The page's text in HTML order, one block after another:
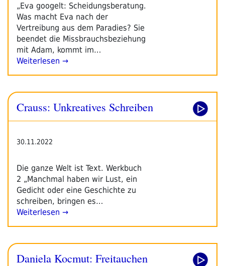
„Eva googelt: Scheidungsberatung.
Was macht Eva nach der
Vertreibung aus dem Paradies? Sie
beendet die Missbrauchsbeziehung
mit Adam, kommt im…
Weiterlesen →
Crauss: Unkreatives Schreiben
30.11.2022
Die ganze Welt ist Text. Werkbuch
2 „Manchmal haben wir Lust, ein
Gedicht oder eine Geschichte zu
schreiben, bringen es…
Weiterlesen →
Daniela Kocmut: Freitauchen